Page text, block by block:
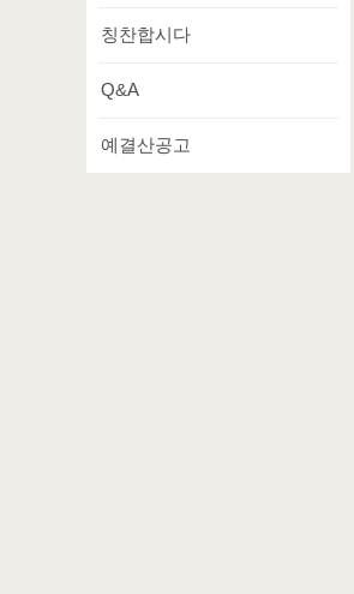
칭찬합시다
Q&A
예결산공고